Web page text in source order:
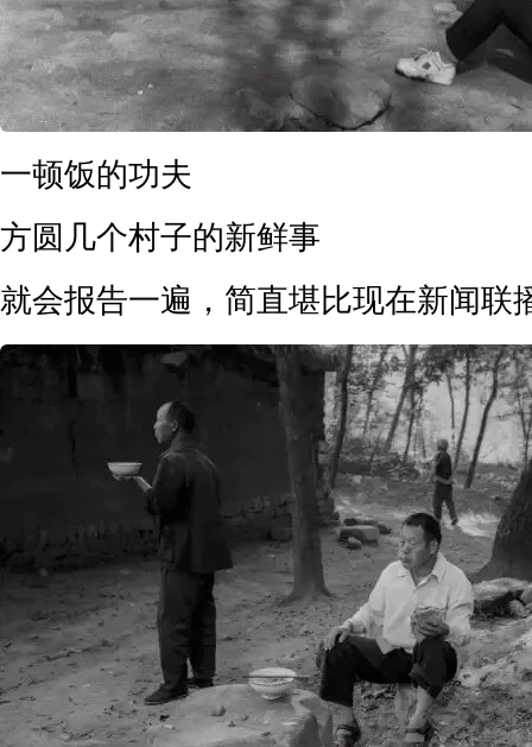
一顿饭的功夫
方圆几个村子的新鲜事
就会报告一遍，简直堪比现在新闻联